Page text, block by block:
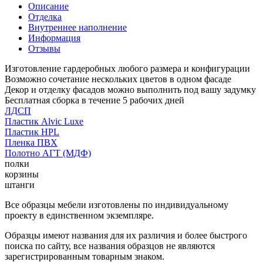
Описание
Отделка
Внутреннее наполнение
Информация
Отзывы
Изготовление гардеробных любого размера и конфигурации
Возможно сочетание нескольких цветов в одном фасаде
Декор и отделку фасадов можно выполнить под вашу задумку
Бесплатная сборка в течение 5 рабочих дней
ЛДСП
Пластик Alvic Luxe
Пластик HPL
Пленка ПВХ
Полотно АГТ (МДФ)
полки
корзины
штанги
Все образцы мебели изготовлены по индивидуальному
проекту в единственном экземпляре.
Образцы имеют названия для их различия и более быстрого
поиска по сайту, все названия образцов не являются
зарегистрированным товарным знаком.